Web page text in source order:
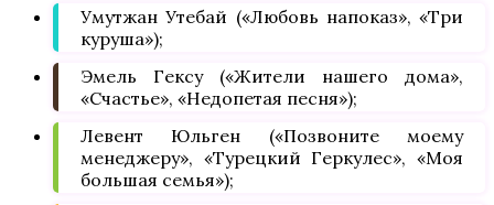
Умутжан Утебай («Любовь напоказ», «Три
куруша»);
Эмель Гексу («Жители нашего дома»,
«Счастье», «Недопетая песня»);
Левент Юльген («Позвоните моему
менеджеру», «Турецкий Геркулес», «Моя
большая семья»);